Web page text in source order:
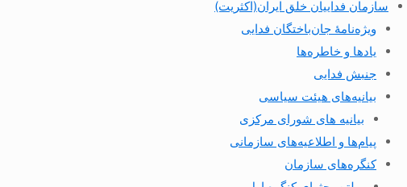
سازمان فداییان خلق ایران(اکثریت)
ویژه‌نامهٔ جان‌باختگان فدایی
یادها و خاطره‌ها
جنبش فدایی
بیانیه‌های هیئت سیاسی
بیانیه های شورای مرکزی
پیام‌ها و اطلاعیه‌های سازمانی
کنگره‌های سازمان